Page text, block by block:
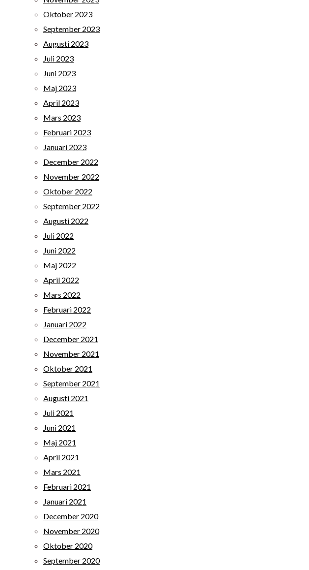
Oktober 2023
September 2023
Augusti 2023
Juli 2023
Juni 2023
Maj 2023
April 2023
Mars 2023
Februari 2023
Januari 2023
December 2022
November 2022
Oktober 2022
September 2022
Augusti 2022
Juli 2022
Juni 2022
Maj 2022
April 2022
Mars 2022
Februari 2022
Januari 2022
December 2021
November 2021
Oktober 2021
September 2021
Augusti 2021
Juli 2021
Juni 2021
Maj 2021
April 2021
Mars 2021
Februari 2021
Januari 2021
December 2020
November 2020
Oktober 2020
September 2020